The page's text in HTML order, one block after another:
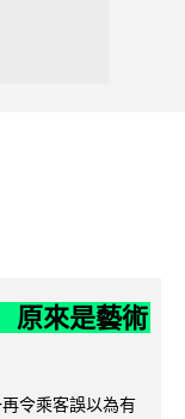
原來是藝術
令乘客誤以為有